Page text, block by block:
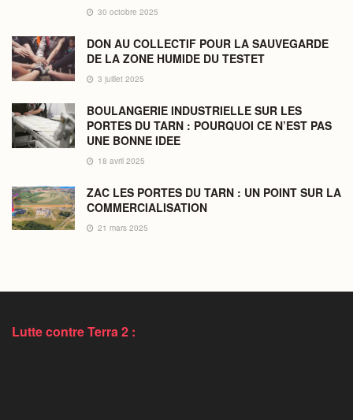
30 octobre 2025
DON AU COLLECTIF POUR LA SAUVEGARDE
DE LA ZONE HUMIDE DU TESTET
3 juillet 2025
BOULANGERIE INDUSTRIELLE SUR LES
PORTES DU TARN : POURQUOI CE N’EST PAS
UNE BONNE IDEE
18 avril 2025
ZAC LES PORTES DU TARN : UN POINT SUR LA
COMMERCIALISATION
21 mars 2025
Lutte contre Terra 2 :